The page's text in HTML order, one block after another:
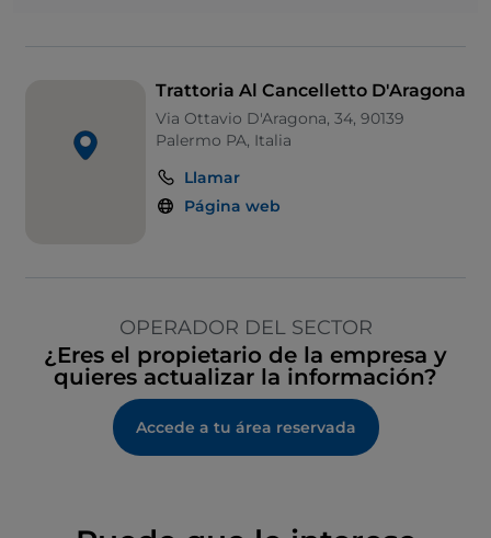
Trattoria Al Cancelletto D'Aragona
Via Ottavio D'Aragona, 34, 90139
Palermo PA, Italia
Llamar
Página web
OPERADOR DEL SECTOR
¿Eres el propietario de la empresa y
quieres actualizar la información?
Accede a tu área reservada